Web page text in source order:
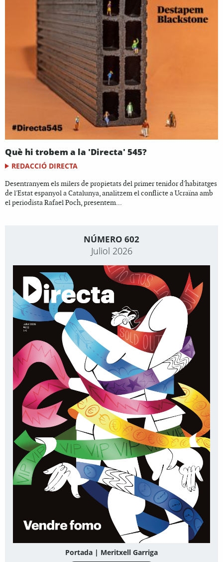
Què hi trobem a la 'Directa' 545?
REDACCIÓ DIRECTA
Desentranyem els milers de propietats del primer tenidor d'habitatges
de l'Estat espanyol a Catalunya, analitzem el conflicte a Ucraïna amb
el periodista Rafael Poch, presentem...
NÚMERO 602
Juliol 2026
Portada | Meritxell Garriga